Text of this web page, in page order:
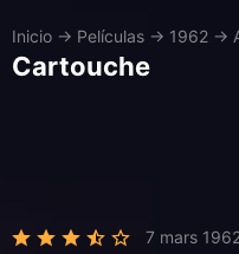
Inicio → Películas → 1962 →
Cartouche
7 mars